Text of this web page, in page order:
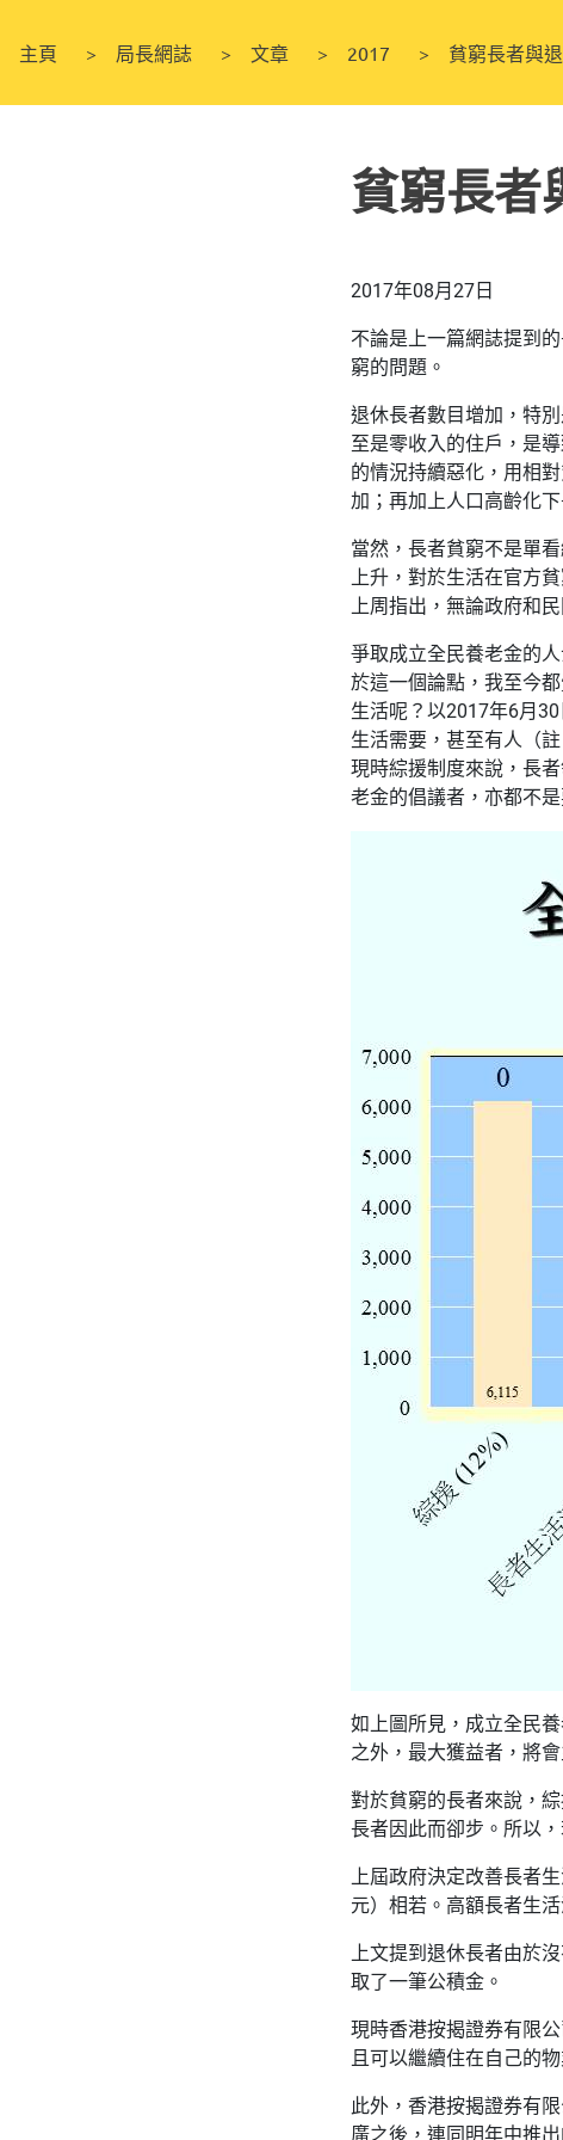
主頁 局長網誌 文章 2017 貧窮長者與
貧窮長者
2017年08月27日
不論是上一篇網誌提到
窮的問題。
退休長者數目增加，特
至是零收入的住戶，是
的情況持續惡化，用相
加；再加上人口高齡化
當然，長者貧窮不是單
上升，對於生活在官方
上周指出，無論政府和
爭取成立全民養老金的
於這一個論點，我至今
生活呢？以2017年6月
生活需要，甚至有人（
現時綜援制度來說，長
老金的倡議者，亦都不
如上圖所見，成立全民
之外，最大獲益者，將
對於貧窮的長者來說，
長者因此而卻步。所以
上屆政府決定改善長者
元）相若。高額長者生
上文提到退休長者由於
取了一筆公積金。
現時香港按揭證券有限
且可以繼續住在自己的物
此外，香港按揭證券有
廣之後，連同明年中推